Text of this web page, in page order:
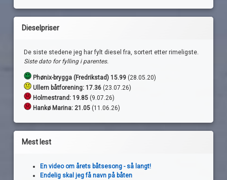
Dieselpriser
De siste stedene jeg har fylt diesel fra, sortert etter rimeligste.
Siste dato for fylling i parentes.
Phønix-brygga (Fredrikstad) 15.99 (28.05.20)
Ullern båtforening: 17.36 (23.07.26)
Holmestrand: 19.85 (9.07.26)
Hankø Marina: 21.05 (11.06.26)
Mest lest
En video om årets båtsesong - så langt!
Endelig skal jeg få navn på båten